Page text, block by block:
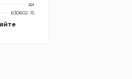
да
630602-15